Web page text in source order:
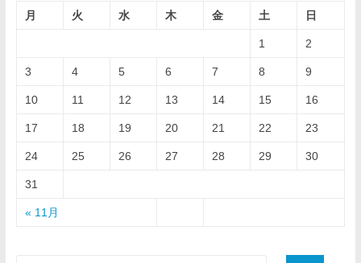
月
火 水 木 金 土 日
« 11月
1 2
3 4 5 6 7 8 9
10 11 12 13 14 15 16
17 18 19 20 21 22 23
24 25 26 27 28 29 30
31